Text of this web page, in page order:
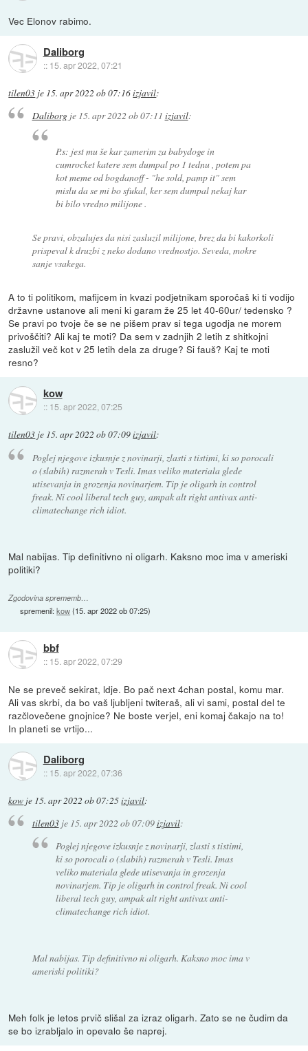
Vec Elonov rabimo.
Daliborg
:: 15. apr 2022, 07:21
tilen03 je 15. apr 2022 ob 07:16izjavil:
Daliborgje 15. apr 2022 ob 07:11 izjavil:
P.s: jest mu še kar zamerim za babydoge in
cumrocket katere sem dumpal po 1 tednu , potem pa
kot meme od bogdanoff - "he sold, pamp it" sem
mislu da se mi bo sfukal, ker sem dumpal nekaj kar
bi bilo vredno milijone .
Se pravi, obzalujes da nisi zasluzil milijone, brez da bi kakorkoli
prispeval k druzbi z neko dodano vrednostjo. Seveda, mokre
sanje vsakega.
A to ti politikom, mafijcem in kvazi podjetnikam sporočaš ki ti vodijo
državne ustanove ali meni ki garam že 25 let 40-60ur/ tedensko ?
Se pravi po tvoje če se ne pišem prav si tega ugodja ne morem
privoščiti? Ali kaj te moti? Da sem v zadnjih 2 letih z shitkojni
zaslužil več kot v 25 letih dela za druge? Si fauš? Kaj te moti
resno?
kow
:: 15. apr 2022, 07:25
tilen03 je 15. apr 2022 ob 07:09izjavil:
Poglej njegove izkusnje z novinarji, zlasti s tistimi, ki so porocali
o (slabih) razmerah v Tesli. Imas veliko materiala glede
utisevanja in grozenja novinarjem. Tip je oligarh in control
freak. Ni cool liberal tech guy, ampak alt right antivax anti-
climatechange rich idiot.
Mal nabijas. Tip definitivno ni oligarh. Kaksno moc ima v ameriski
politiki?
Zgodovina sprememb…
spremenil:kow(15. apr 2022 ob 07:25)
bbf
:: 15. apr 2022, 07:29
Ne se preveč sekirat, ldje. Bo pač next 4chan postal, komu mar.
Ali vas skrbi, da bo vaš ljubljeni twiteraš, ali vi sami, postal del te
razčlovečene gnojnice? Ne boste verjel, eni komaj čakajo na to!
In planeti se vrtijo...
Daliborg
:: 15. apr 2022, 07:36
kow je 15. apr 2022 ob 07:25izjavil:
tilen03je 15. apr 2022 ob 07:09izjavil:
Poglej njegove izkusnje z novinarji, zlasti s tistimi,
ki so porocali o (slabih) razmerah v Tesli. Imas
veliko materiala glede utisevanja in grozenja
novinarjem. Tip je oligarh in control freak. Ni cool
liberal tech guy, ampak alt right antivax anti-
climatechange rich idiot.
Mal nabijas. Tip definitivno ni oligarh. Kaksno moc ima v
ameriski politiki?
Meh folk je letos prvič slišal za izraz oligarh. Zato se ne čudim da
se bo izrabljalo in opevalo še naprej.